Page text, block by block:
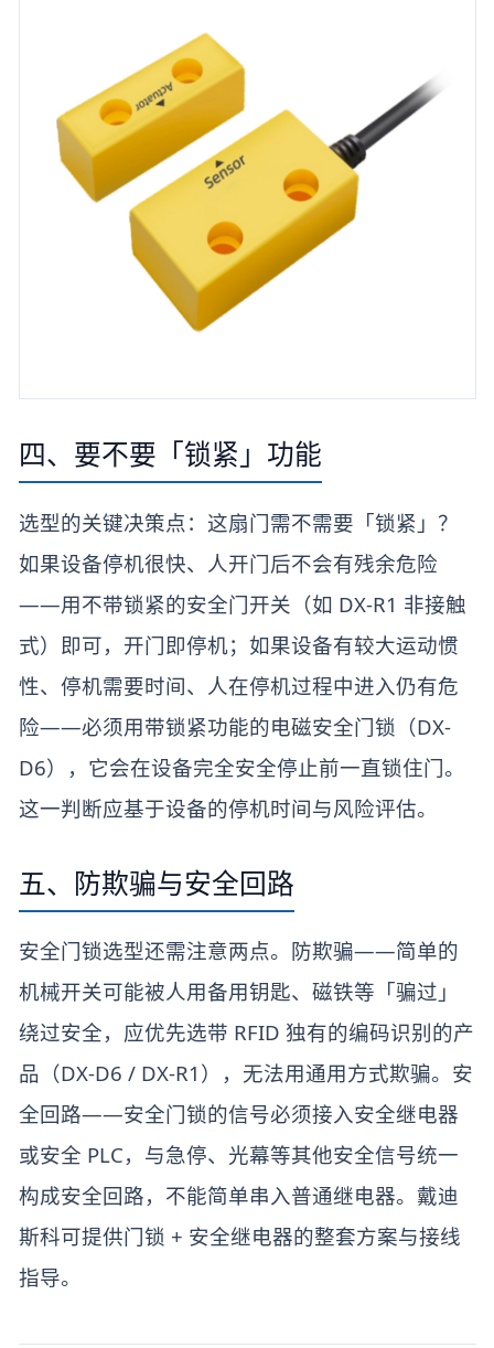
四、要不要「锁紧」功能
选型的关键决策点：这扇门需不需要「锁紧」？
如果设备停机很快、人开门后不会有残余危险
——用不带锁紧的安全门开关（如 DX-R1 非接触
式）即可，开门即停机；如果设备有较大运动惯
性、停机需要时间、人在停机过程中进入仍有危
险——必须用带锁紧功能的电磁安全门锁（DX-
D6），它会在设备完全安全停止前一直锁住门。
这一判断应基于设备的停机时间与风险评估。
五、防欺骗与安全回路
安全门锁选型还需注意两点。防欺骗——简单的
机械开关可能被人用备用钥匙、磁铁等「骗过」
绕过安全，应优先选带 RFID 独有的编码识别的产
品（DX-D6 / DX-R1），无法用通用方式欺骗。安
全回路——安全门锁的信号必须接入安全继电器
或安全 PLC，与急停、光幕等其他安全信号统一
构成安全回路，不能简单串入普通继电器。戴迪
斯科可提供门锁 + 安全继电器的整套方案与接线
指导。